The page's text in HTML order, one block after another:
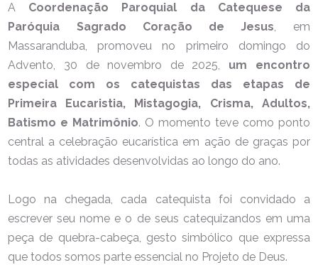
A Coordenação Paroquial da Catequese da
Paróquia Sagrado Coração de Jesus, em
Massaranduba, promoveu no primeiro domingo do
Advento, 30 de novembro de 2025, um encontro
especial com os catequistas das etapas de
Primeira Eucaristia, Mistagogia, Crisma, Adultos,
Batismo e Matrimônio. O momento teve como ponto
central a celebração eucarística em ação de graças por
todas as atividades desenvolvidas ao longo do ano.
Logo na chegada, cada catequista foi convidado a
escrever seu nome e o de seus catequizandos em uma
peça de quebra-cabeça, gesto simbólico que expressa
que todos somos parte essencial no Projeto de Deus.